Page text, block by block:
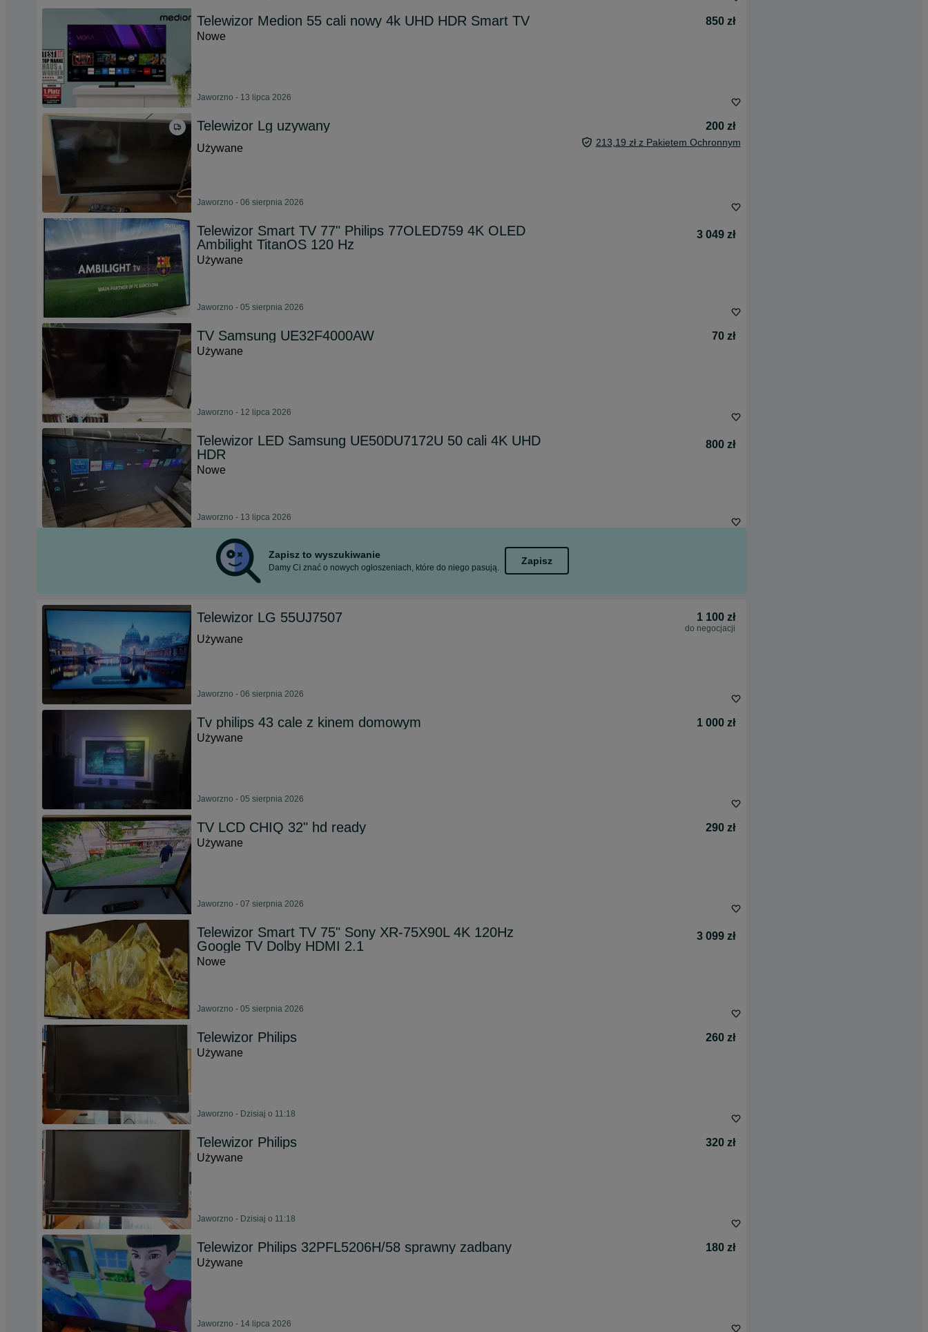
Telewizor Medion 55 cali nowy 4k UHD HDR Smart TV
850 zł
Nowe
Jaworzno - 13 lipca 2026
Telewizor Lg uzywany
200 zł
Używane
213,19 zł z Pakietem Ochronnym
Jaworzno - 06 sierpnia 2026
Telewizor Smart TV 77" Philips 77OLED759 4K OLED
Ambilight TitanOS 120 Hz
3 049 zł
Używane
Jaworzno - 05 sierpnia 2026
TV Samsung UE32F4000AW
70 zł
Używane
Jaworzno - 12 lipca 2026
Telewizor LED Samsung UE50DU7172U 50 cali 4K UHD
HDR
800 zł
Nowe
Jaworzno - 13 lipca 2026
Zapisz to wyszukiwanie
Damy Ci znać o nowych ogłoszeniach, które do niego pasują.
Zapisz
Telewizor LG 55UJ7507 1 100 zł
do negocjacji
Używane
Jaworzno - 06 sierpnia 2026
Tv philips 43 cale z kinem domowym
1 000 zł
Używane
Jaworzno - 05 sierpnia 2026
TV LCD CHIQ 32" hd ready
290 zł
Używane
Jaworzno - 07 sierpnia 2026
Telewizor Smart TV 75" Sony XR-75X90L 4K 120Hz
Google TV Dolby HDMI 2.1
3 099 zł
Nowe
Jaworzno - 05 sierpnia 2026
Telewizor Philips
260 zł
Używane
Jaworzno - Dzisiaj o 11:18
Telewizor Philips
320 zł
Używane
Jaworzno - Dzisiaj o 11:18
Telewizor Philips 32PFL5206H/58 sprawny zadbany
180 zł
Używane
Jaworzno - 14 lipca 2026